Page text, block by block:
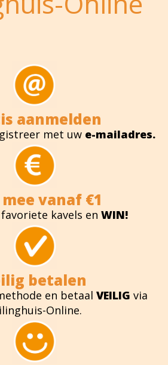
aanmelden
met uw e-mailadres.
vanaf €1
kavels en WIN!
betalen
en betaal VEILIG via
Online.